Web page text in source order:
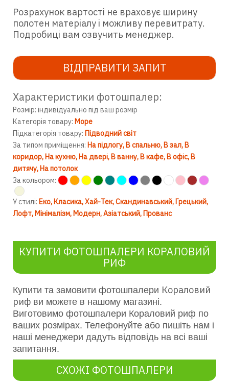
Розрахунок вартості не враховує ширину
полотен матеріалу і можливу перевитрату.
Подробиці вам озвучить менеджер.
ВІДПРАВИТИ ЗАПИТ
Характеристики фотошпалер:
Розмір: індивідуально під ваш розмір
Категорія товару: Море
Підкатегорія товару: Підводний світ
За типом приміщення: На підлогу В спальню В зал В
коридор На кухню На двері В ванну В кафе В офіс В
дитячу На потолок
За кольором:
У стилі: Еко Класика Хай-Тек Скандинавський Грецький
Лофт Мінімалізм Модерн Азіатський Прованс
КУПИТИ ФОТОШПАЛЕРИ КОРАЛОВИЙ
РИФ
Купити та замовити фотошпалери Кораловий
риф ви можете в нашому магазині.
Виготовимо фотошпалери Кораловий риф по
ваших розмірах. Телефонуйте або пишіть нам і
наші менеджери дадуть відповідь на всі ваші
запитання.
СХОЖІ ФОТОШПАЛЕРИ